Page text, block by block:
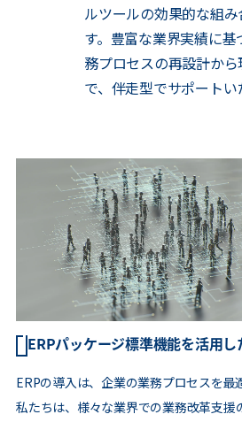
ルツールの効果的な組
す。豊富な業界実績に
務プロセスの再設計か
で、伴走型でサポートい
ERPパッケージ標準機能を活用
ERPの導入は、企業の業務プロセスを最
私たちは、様々な業界での業務改革支援